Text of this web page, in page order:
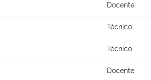
Docente
Técnico
Técnico
Docente